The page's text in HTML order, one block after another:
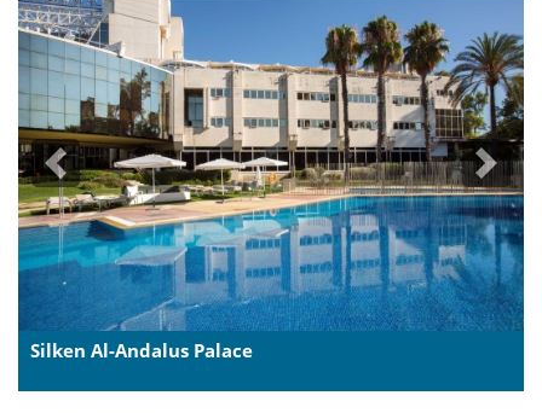
Previous Next
Silken Al-Andalus Palace